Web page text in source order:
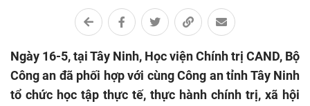
Ngày 16-5, tại Tây Ninh, Học viện Chính trị CAND, Bộ
Công an đã phối hợp với cùng Công an tỉnh Tây Ninh
tổ chức học tập thực tế, thực hành chính trị, xã hội